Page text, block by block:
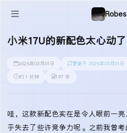
Robes
小米17U的新配色太心动了
2026年03月01日 更新于 2026年03月01日
约 1 分钟 197 字
哇，这款新配色实在是令人眼前一
乎失去了些许竞争力呢。之前我曾